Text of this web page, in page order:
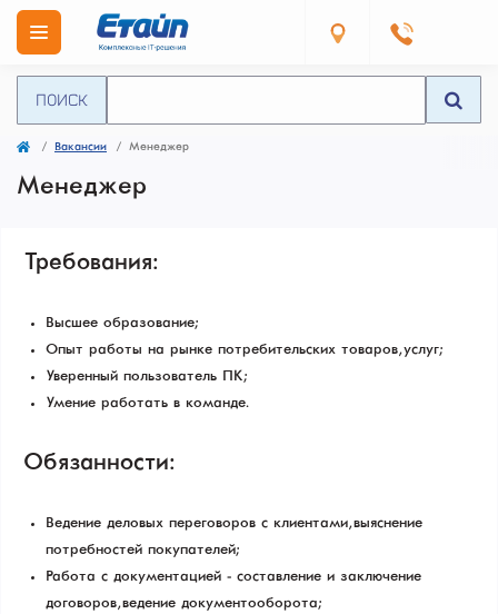
ПОИСК
Вакансии Менеджер
Менеджер
Требования:
Высшее образование;
Опыт работы на рынке потребительских товаров, услуг;
Уверенный пользователь ПК;
Умение работать в команде.
Обязанности:
Ведение деловых переговоров с клиентами, выяснение
потребностей покупателей;
Работа с документацией - составление и заключение
договоров, ведение документооборота;